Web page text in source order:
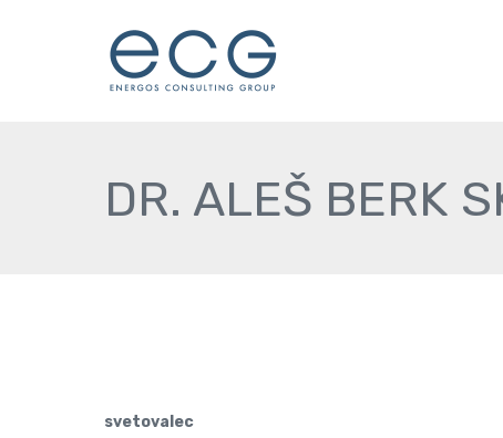
DR. ALEŠ BERK
svetovalec